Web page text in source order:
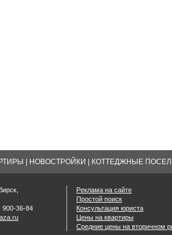
НОВОСТРОЙКИ КОТТЕДЖНЫЕ
900-36-84
Реклама на сайте
Простой поиск
Консультация юриста
Цены на квартиры
Средние цены на вторичном